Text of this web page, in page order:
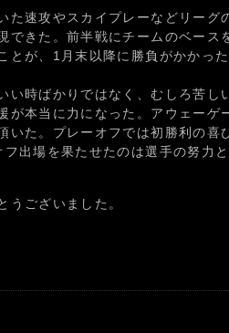
た速攻やスカイプレーなどリーグ
できた。前半戦にチームのベース
とが、1月末以降に勝負がかかっ
い時ばかりではなく、むしろ苦し
が本当に力になった。アウェーゲ
いた。プレーオフでは初勝利の喜
出場を果たせたのは選手の努力
うございました。